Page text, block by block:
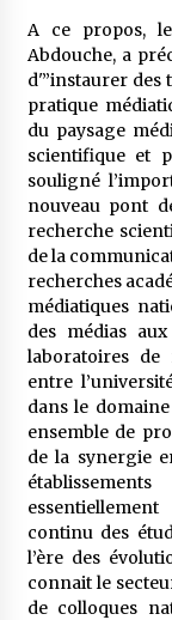
A ce propos,
Abdouche, a
d'”instaurer des
pratique
du paysage
scientifique et
souligné
nouveau pont
recherche
de la
recherches
médiatiques
des médias
laboratoires
entre
dans le
ensemble de
de la synergie
continu des
l’ère des
connait le
de colloques